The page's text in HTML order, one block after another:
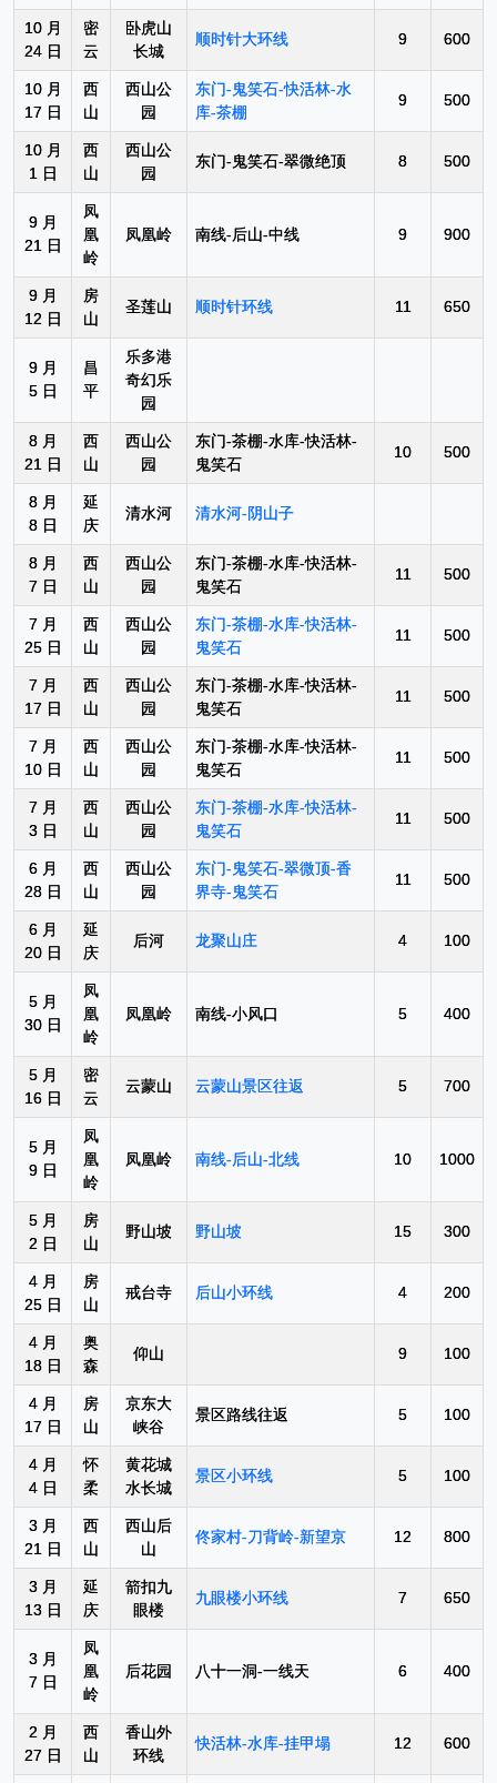
10 月
24 日
密
云
卧虎山
长城
顺时针大环线 9 600
10 月
17 日
西
山
西山公
园
东门-鬼笑石-快活林-水
库-茶棚
9 500
10 月
1 日
西
山
西山公
园
东门-鬼笑石-翠微绝顶 8 500
9 月
21 日
凤
凰
岭
凤凰岭 南线-后山-中线 9 900
9 月
12 日
房
山
圣莲山 顺时针环线 11 650
9 月
5 日
昌
平
乐多港
奇幻乐
园
8 月
21 日
西
山
西山公
园
东门-茶棚-水库-快活林-
鬼笑石
10 500
8 月
8 日
延
庆
清水河 清水河-阴山子
8 月
7 日
西
山
西山公
园
东门-茶棚-水库-快活林-
鬼笑石
11 500
7 月
25 日
西
山
西山公
园
东门-茶棚-水库-快活林-
鬼笑石
11 500
7 月
17 日
西
山
西山公
园
东门-茶棚-水库-快活林-
鬼笑石
11 500
7 月
10 日
西
山
西山公
园
东门-茶棚-水库-快活林-
鬼笑石
11 500
7 月
3 日
西
山
西山公
园
东门-茶棚-水库-快活林-
鬼笑石
11 500
6 月
28 日
西
山
西山公
园
东门-鬼笑石-翠微顶-香
界寺-鬼笑石
11 500
6 月
20 日
延
庆
后河 龙聚山庄 4 100
5 月
30 日
凤
凰
岭
凤凰岭 南线-小风口 5 400
5 月
16 日
密
云
云蒙山 云蒙山景区往返 5 700
5 月
9 日
凤
凰
岭
凤凰岭 南线-后山-北线 10 1000
5 月
2 日
房
山
野山坡 野山坡 15 300
4 月
25 日
房
山
戒台寺 后山小环线 4 200
4 月
18 日
奥
森
仰山 9 100
4 月
17 日
房
山
京东大
峡谷
景区路线往返 5 100
4 月
4 日
怀
柔
黄花城
水长城
景区小环线 5 100
3 月
21 日
西
山
西山后
山
佟家村-刀背岭-新望京 12 800
3 月
13 日
延
庆
箭扣九
眼楼
九眼楼小环线 7 650
3 月
7 日
凤
凰
岭
后花园 八十一洞-一线天 6 400
2 月
27 日
西
山
香山外
环线
快活林-水库-挂甲塌 12 600